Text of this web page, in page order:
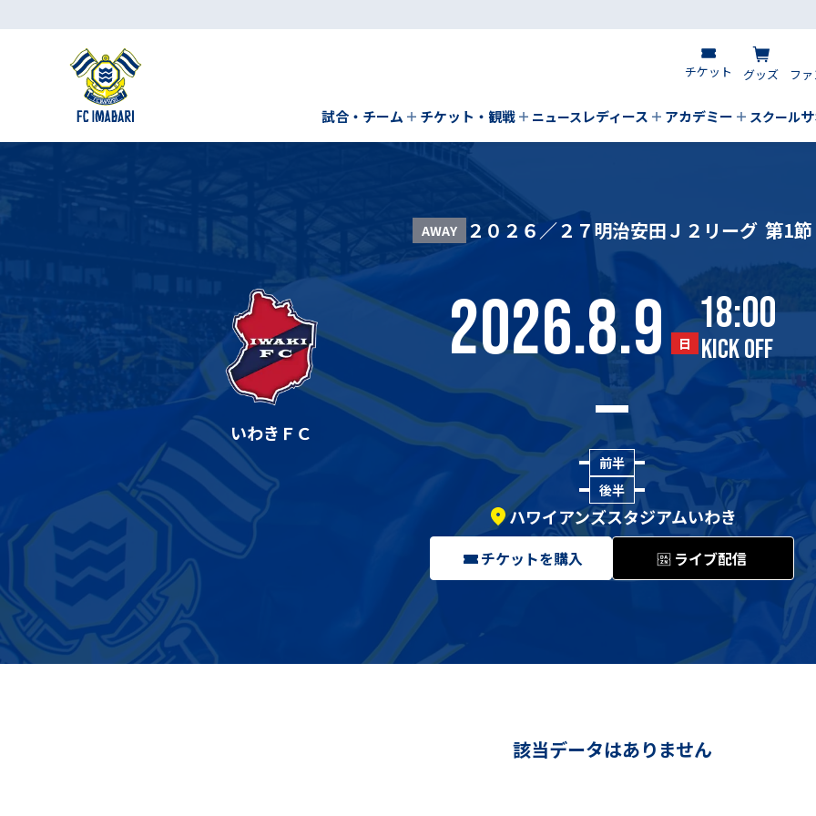
チケット グッズ フ
試合・チーム チケット・観戦 ニュース レディース アカデミー スクール
AWAY ２０２６／２７明治安田Ｊ２リーグ 第1節
いわきＦＣ
2026.8.9 日
18:00
KICK OFF
前半
後半
ハワイアンズスタジアムいわき
チケットを購入 ライブ配信